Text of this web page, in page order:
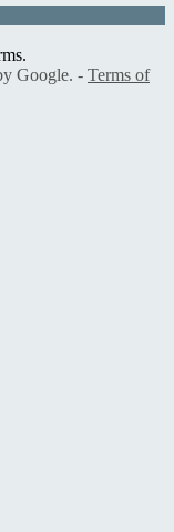
Google. - Terms of